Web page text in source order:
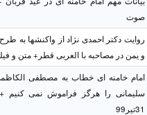
صوت
روایت دکتر احمدی نژاد از واکنشها به
و یمن در مصاحبه با العربی قطر+ متن و
امام خامنه ای خطاب به مصطفی
سلیمانی را هرگز فراموش نمی کنیم
31تیر99